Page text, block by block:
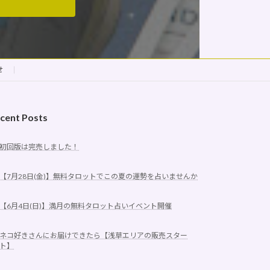
Posts
初回版は完売しました！
【7月28日(金)】無料タロットでこの夏の運勢を占いませんか
【6月4日(日)】満月の無料タロット占いイベント開催
ネコ好きさんにお届けできたら【浅草エリアの販売スター
ト】